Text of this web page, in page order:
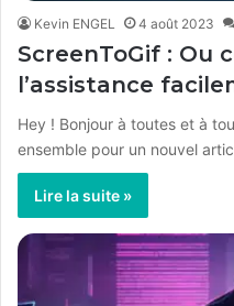
Kevin ENGEL 4 août 2023
ScreenToGif : Ou
l’assistance
Hey ! Bonjour à toutes et à
ensemble pour un nouvel
Lire la suite »